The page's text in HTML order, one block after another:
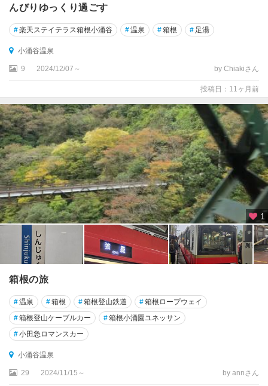
んびりゆっくり過ごす
#楽天ステイテラス箱根小涌谷 #温泉 #箱根 # 足湯
小涌谷温泉
9 2024/12/07～ by Chiakiさん
投稿日：11ヶ月前
1
箱根の旅
#温泉 #箱根 #箱根登山鉄道 #箱根ロープウェイ
#箱根登山ケーブルカー #箱根小涌園ユネッサン
#小田急ロマンスカー
小涌谷温泉
29 2024/11/15～ by annさん